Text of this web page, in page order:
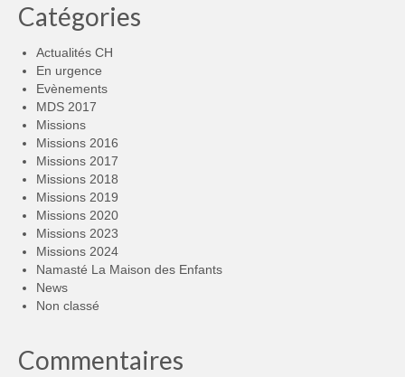
Catégories
Actualités CH
En urgence
Evènements
MDS 2017
Missions
Missions 2016
Missions 2017
Missions 2018
Missions 2019
Missions 2020
Missions 2023
Missions 2024
Namasté La Maison des Enfants
News
Non classé
Commentaires